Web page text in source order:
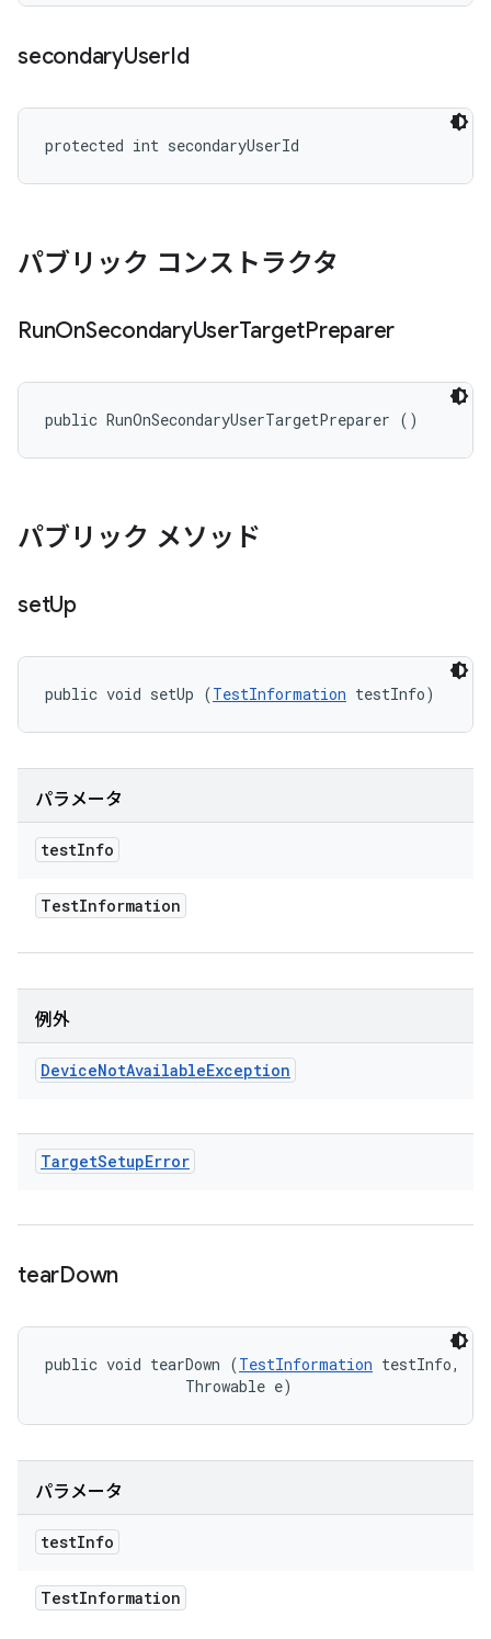
secondaryUserId
protected int secondaryUserId
パブリック コンストラクタ
RunOnSecondaryUserTargetPreparer
public RunOnSecondaryUserTargetPreparer ()
パブリック メソッド
setUp
public void setUp (TestInformation testInfo)
パラメータ
testInfo
TestInformation
例外
DeviceNotAvailableException
TargetSetupError
tearDown
public void tearDown (TestInformation testInfo,
                Throwable e)
パラメータ
testInfo
TestInformation